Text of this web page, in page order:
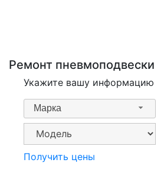
Ремонт пневмоподвески
Укажите вашу информацию
Марка
Получить цены